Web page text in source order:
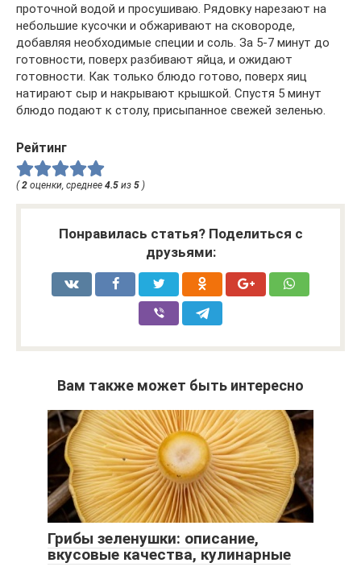
проточной водой и просушиваю. Рядовку нарезают на
небольшие кусочки и обжаривают на сковороде,
добавляя необходимые специи и соль. За 5-7 минут до
готовности, поверх разбивают яйца, и ожидают
готовности. Как только блюдо готово, поверх яиц
натирают сыр и накрывают крышкой. Спустя 5 минут
блюдо подают к столу, присыпанное свежей зеленью.
Рейтинг
( 2 оценки, среднее 4.5 из 5 )
Понравилась статья? Поделиться с
друзьями:
Вам также может быть интересно
Грибы зеленушки: описание,
вкусовые качества, кулинарные